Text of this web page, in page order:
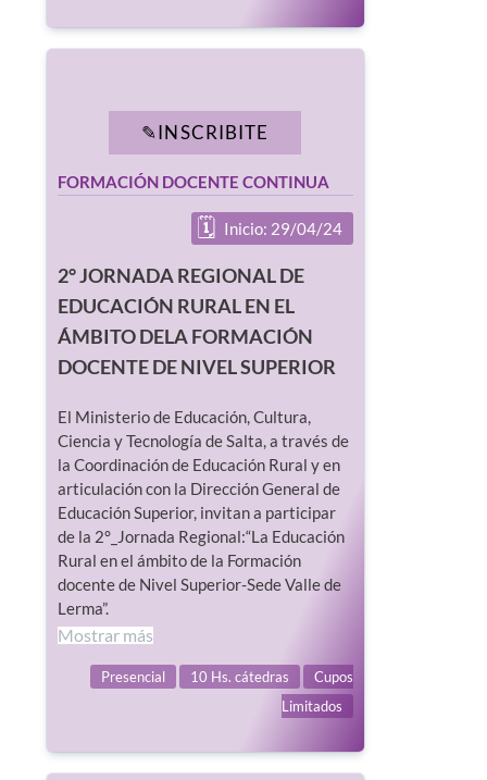
INSCRIBITE
FORMACIÓN DOCENTE CONTINUA
Inicio: 29/04/24
2° JORNADA REGIONAL DE
EDUCACIÓN RURAL EN EL
ÁMBITO DELA FORMACIÓN
DOCENTE DE NIVEL SUPERIOR
El Ministerio de Educación, Cultura,
Ciencia y Tecnología de Salta, a través de
la Coordinación de Educación Rural y en
articulación con la Dirección General de
Educación Superior, invitan a participar
de la 2°_Jornada Regional:“La Educación
Rural en el ámbito de la Formación
docente de Nivel Superior-Sede Valle de
Lerma”.
Mostrar más
Presencial 10 Hs. cátedras
Cupos
Limitados